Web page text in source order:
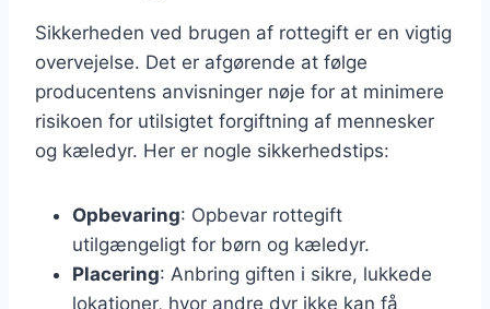
Sikkerheden ved brugen af rottegift er en vigtig
overvejelse. Det er afgørende at følge
producentens anvisninger nøje for at minimere
risikoen for utilsigtet forgiftning af mennesker
og kæledyr. Her er nogle sikkerhedstips:
Opbevaring: Opbevar rottegift
utilgængeligt for børn og kæledyr.
Placering: Anbring giften i sikre, lukkede
lokationer, hvor andre dyr ikke kan få